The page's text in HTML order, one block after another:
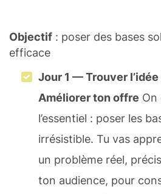
Objectif : poser des bases
efficace
Jour 1 — Trouver
Améliorer ton offre On
l’essentiel : poser les
irrésistible. Tu vas
un problème réel,
ton audience, pour